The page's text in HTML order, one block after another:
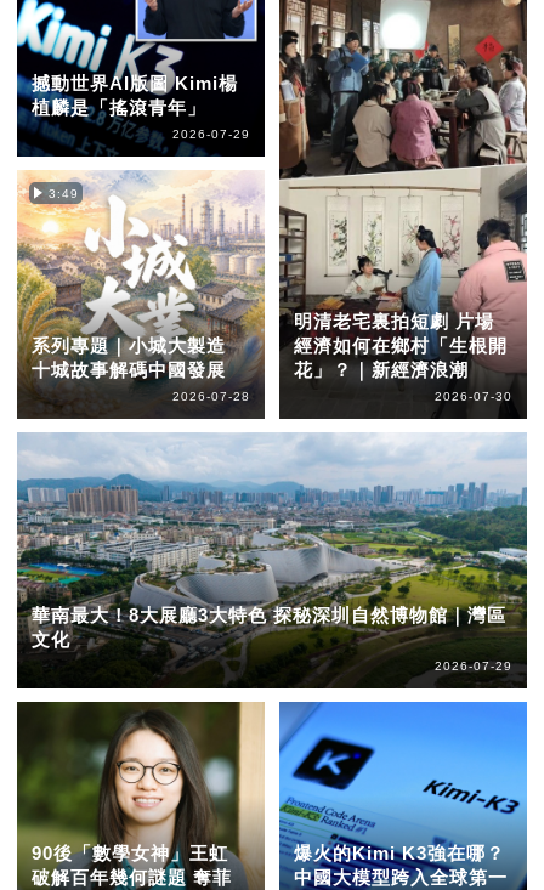
撼動世界AI版圖 Kimi楊
植麟是「搖滾青年」
2026-07-29
3:49
系列專題｜小城大製造
十城故事解碼中國發展
2026-07-28
明清老宅裏拍短劇 片場
經濟如何在鄉村「生根開
花」？｜新經濟浪潮
2026-07-30
華南最大！8大展廳3大特色 探秘深圳自然博物館｜灣區
文化
2026-07-29
90後「數學女神」王虹
破解百年幾何謎題 奪菲
爆火的Kimi K3強在哪？
中國大模型跨入全球第一